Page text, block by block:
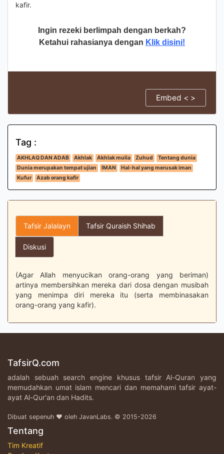
kafir.
Ingin rezeki berlimpah dengan berkah?
Ketahui rahasianya dengan Klik disini!
Embed < >
Tag :
AKHLAQ DAN ADAB Akhlak Akhlak mulia Zuhud
Tentang dunia
Dunia merupakan tempat ujian
IMAN
Hal-hal yang merusak iman
Kufur
Azab orang kafir
Tafsir Jalalayn Tafsir Quraish Shihab
Diskusi
(Agar Allah menyucikan orang-orang yang beriman)
artinya membersihkan mereka dari dosa dengan musibah
yang menimpa diri mereka itu (serta membinasakan
orang-orang yang kafir).
TafsirQ.com
adalah sebuah search engine khusus tafsir Al-Quran yang
memudahkan umat islam mencari dan memahami tafsir ayat-
ayat Al-Qur'an dan Hadits.
Dibuat sepenuh ♥ oleh JavanLabs. © 2015-2026
Tentang
Tim Kreatif